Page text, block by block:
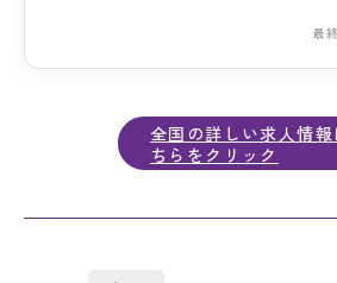
最
全国の詳しい求人情報
ちらをクリック